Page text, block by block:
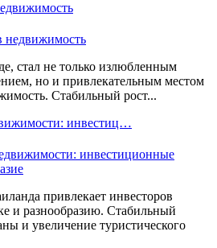
стал не только излюбленным
но и привлекательным местом
Стабильный рост...
инвестиц…
привлекает инвесторов
и разнообразию. Стабильный
и увеличение туристического